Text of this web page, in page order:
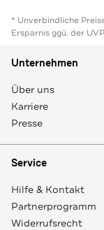
* Unverbindliche
Ersparnis ggü. der
Unternehmen
Über uns
Karriere
Presse
Service
Hilfe & Kontakt
Partnerprogramm
Widerrufsrecht